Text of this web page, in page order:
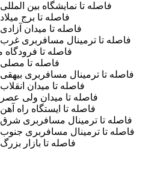
فاصله تا نمایشگاه بین المللی تهران 14
فاصله تا برج میلاد تهران 15
فاصله تا میدان آزادی تهران 18
فاصله تا ترمینال مسافربری غرب تهران 20
فاصله تا فرودگاه مهرآباد 21
فاصله تا مصلی تهران 21
فاصله تا ترمینال مسافربری بیهقی تهران 24
فاصله تا میدان انقلاب تهران 24
فاصله تا میدان ولی عصر تهران 26
فاصله تا ایستگاه راه آهن تهران 28
فاصله تا ترمینال مسافربری شرق تهران 35 دقیقه
فاصله تا ترمینال مسافربری جنوب تهران 37
فاصله تا بازار بزرگ تهران 37